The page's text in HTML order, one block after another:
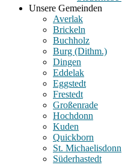
Unsere Gemeinden
Averlak
Brickeln
Buchholz
Burg (Dithm.)
Dingen
Eddelak
Eggstedt
Frestedt
Großenrade
Hochdonn
Kuden
Quickborn
St. Michaelisdonn
Süderhastedt